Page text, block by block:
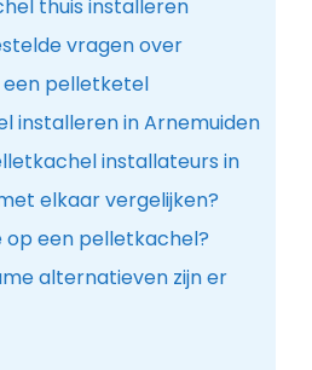
thuis installeren
vragen over
pelletketel
installeren in Arnemuiden
installateurs in
elkaar vergelijken?
op een pelletkachel?
alternatieven zijn er